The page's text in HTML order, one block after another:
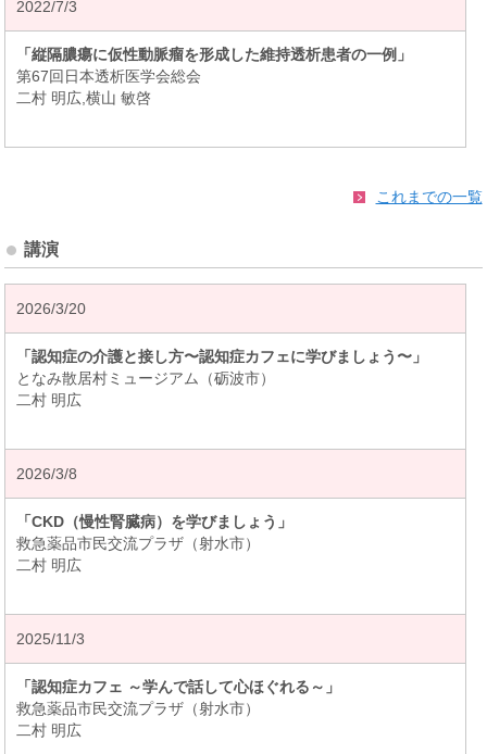
2022/7/3
「縦隔膿瘍に仮性動脈瘤を形成した維持透析患者の一例」
第67回日本透析医学会総会
二村 明広,横山 敏啓
これまでの一覧
講演
2026/3/20
「認知症の介護と接し方〜認知症カフェに学びましょう〜」
となみ散居村ミュージアム（砺波市）
二村 明広
2026/3/8
「CKD（慢性腎臓病）を学びましょう」
救急薬品市民交流プラザ（射水市）
二村 明広
2025/11/3
「認知症カフェ ～学んで話して心ほぐれる～」
救急薬品市民交流プラザ（射水市）
二村 明広